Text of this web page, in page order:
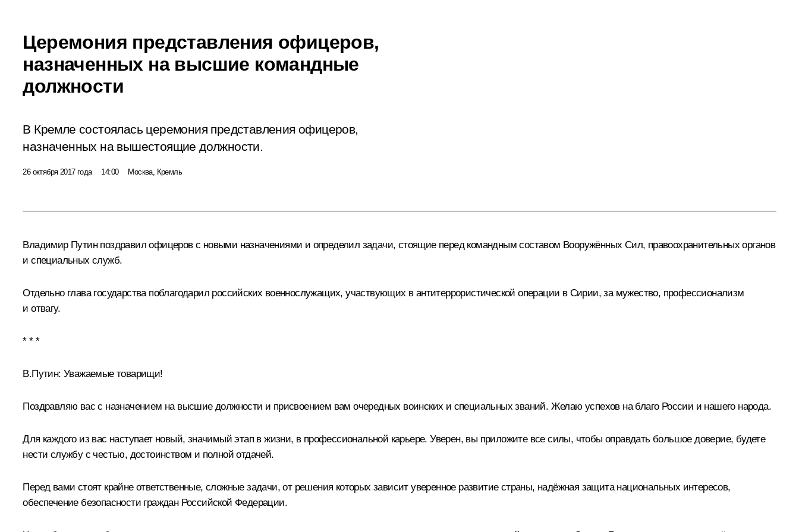
Церемония представления офицеров,
назначенных на высшие командные
должности
В Кремле состоялась церемония представления офицеров,
назначенных на вышестоящие должности.
26 октября 2017 года 14:00 Москва, Кремль
Владимир Путин поздравил офицеров с новыми назначениями и определил задачи, стоящие перед командным составом Вооружённых Сил, правоохранительных органов
и специальных служб.
Отдельно глава государства поблагодарил российских военнослужащих, участвующих в антитеррористической операции в Сирии, за мужество, профессионализм
и отвагу.
* * *
В.Путин: Уважаемые товарищи!
Поздравляю вас с назначением на высшие должности и присвоением вам очередных воинских и специальных званий. Желаю успехов на благо России и нашего народа.
Для каждого из вас наступает новый, значимый этап в жизни, в профессиональной карьере. Уверен, вы приложите все силы, чтобы оправдать большое доверие, будете
нести службу с честью, достоинством и полной отдачей.
Перед вами стоят крайне ответственные, сложные задачи, от решения которых зависит уверенное развитие страны, надёжная защита национальных интересов,
обеспечение безопасности граждан Российской Федерации.